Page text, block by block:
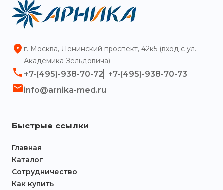
г. Москва, Ленинский проспект, 42к5 (вход с ул.
Академика Зельдовича)
+7-(495)-938-70-72
+7-(495)-938-70-73
info@arnika-med.ru
Быстрые ссылки
Главная
Каталог
Сотрудничество
Как купить